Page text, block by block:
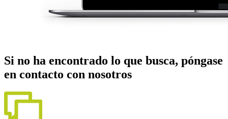
Si no ha encontrado lo que busca, póngase
en contacto con nosotros